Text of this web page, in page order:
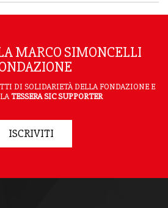
MARCO SIMONCELLI
DI SOLIDARIETÀ DELLA FONDAZIONE E
TESSERA SIC SUPPORTER
ISCRIVITI